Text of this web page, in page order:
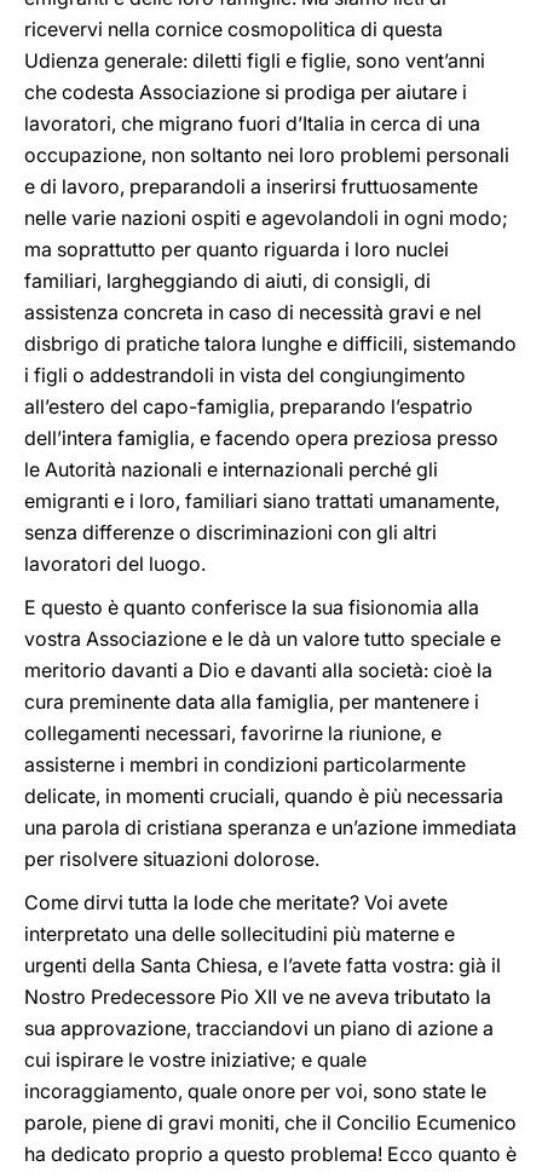
ricevervi nella cornice cosmopolitica di questa
Udienza generale: diletti figli e figlie, sono vent’anni
che codesta Associazione si prodiga per aiutare i
lavoratori, che migrano fuori d’Italia in cerca di una
occupazione, non soltanto nei loro problemi personali
e di lavoro, preparandoli a inserirsi fruttuosamente
nelle varie nazioni ospiti e agevolandoli in ogni modo;
ma soprattutto per quanto riguarda i loro nuclei
familiari, largheggiando di aiuti, di consigli, di
assistenza concreta in caso di necessità gravi e nel
disbrigo di pratiche talora lunghe e difficili, sistemando
i figli o addestrandoli in vista del congiungimento
all’estero del capo-famiglia, preparando l’espatrio
dell’intera famiglia, e facendo opera preziosa presso
le Autorità nazionali e internazionali perché gli
emigranti e i loro, familiari siano trattati umanamente,
senza differenze o discriminazioni con gli altri
lavoratori del luogo.
E questo è quanto conferisce la sua fisionomia alla
vostra Associazione e le dà un valore tutto speciale e
meritorio davanti a Dio e davanti alla società: cioè la
cura preminente data alla famiglia, per mantenere i
collegamenti necessari, favorirne la riunione, e
assisterne i membri in condizioni particolarmente
delicate, in momenti cruciali, quando è più necessaria
una parola di cristiana speranza e un’azione immediata
per risolvere situazioni dolorose.
Come dirvi tutta la lode che meritate? Voi avete
interpretato una delle sollecitudini più materne e
urgenti della Santa Chiesa, e l’avete fatta vostra: già il
Nostro Predecessore Pio XII ve ne aveva tributato la
sua approvazione, tracciandovi un piano di azione a
cui ispirare le vostre iniziative; e quale
incoraggiamento, quale onore per voi, sono state le
parole, piene di gravi moniti, che il Concilio Ecumenico
ha dedicato proprio a questo problema! Ecco quanto è